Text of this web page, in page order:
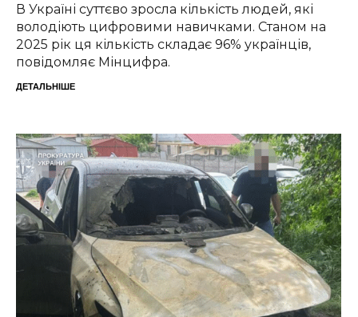
В Україні суттєво зросла кількість людей, які
володіють цифровими навичками. Станом на
2025 рік ця кількість складає 96% українців,
повідомляє Мінцифра.
ДЕТАЛЬНІШЕ